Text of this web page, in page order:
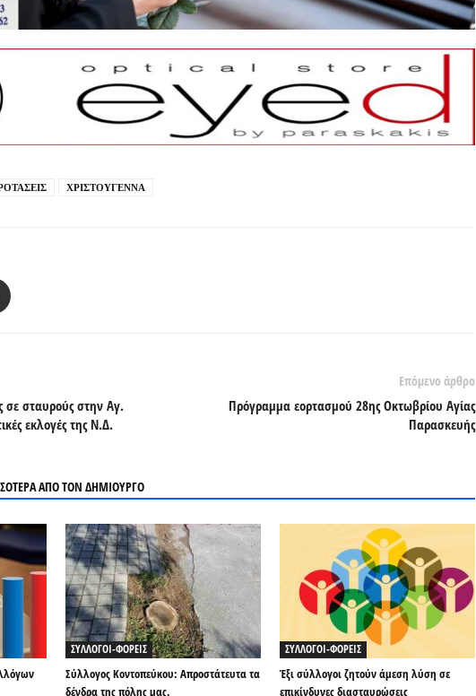
ΧΡΙΣΤΟΥΓΕΝΝΑ
σταυρούς στην Αγ.
εκλογές της Ν.Δ.
Επόμενο άρθρο
Πρόγραμμα εορτασμού 28ης Οκτωβρίου Αγίας
Παρασκευής
ΑΠΟ ΤΟΝ ΔΗΜΙΟΥΡΓΟ
ΣΥΛΛΟΓΟΙ-ΦΟΡΕΙΣ
Σύλλογος Κοντοπεύκου: Απροστάτευτα τα
δένδρα της πόλης μας.
ΣΥΛΛΟΓΟΙ-ΦΟΡΕΙΣ
Έξι σύλλογοι ζητούν άμεση λύση σε
επικίνδυνες διασταυρώσεις